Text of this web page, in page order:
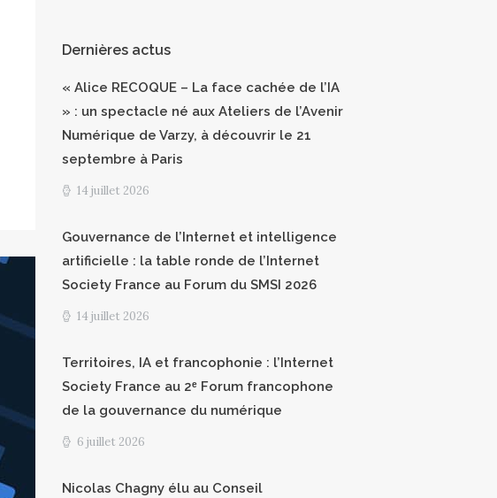
Dernières actus
« Alice RECOQUE – La face cachée de l’IA
» : un spectacle né aux Ateliers de l’Avenir
Numérique de Varzy, à découvrir le 21
septembre à Paris
14 juillet 2026
Gouvernance de l’Internet et intelligence
artificielle : la table ronde de l’Internet
Society France au Forum du SMSI 2026
14 juillet 2026
Territoires, IA et francophonie : l’Internet
Society France au 2ᵉ Forum francophone
de la gouvernance du numérique
6 juillet 2026
Nicolas Chagny élu au Conseil